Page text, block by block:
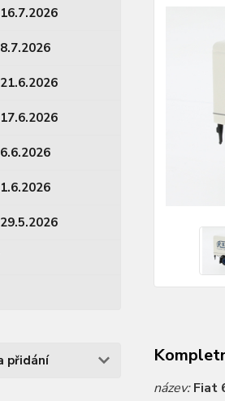
přidání
název:Fiat